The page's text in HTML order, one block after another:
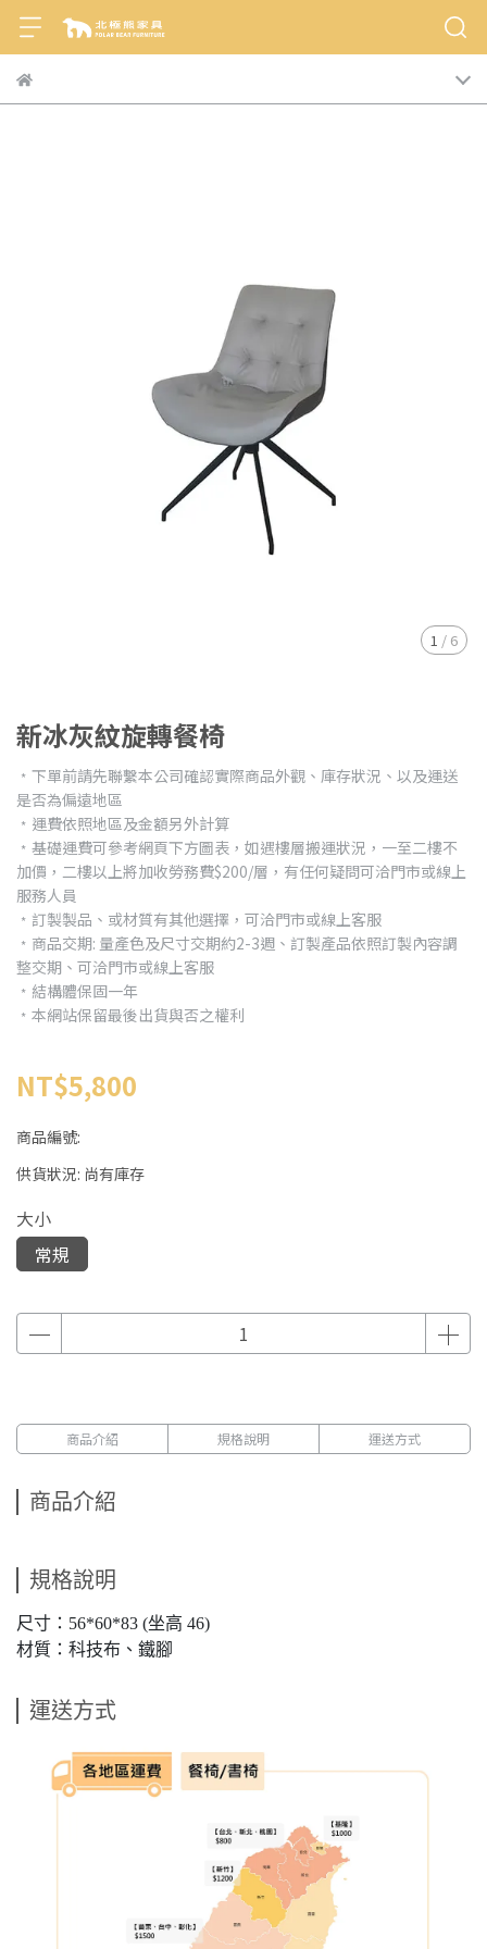
1 / 6
新冰灰紋旋轉餐椅
﹡下單前請先聯繫本公司確認實際商品外觀、庫存狀況、以及運送
是否為偏遠地區
﹡運費依照地區及金額另外計算
﹡基礎運費可參考網頁下方圖表，如遇樓層搬運狀況，一至二樓不
加價，二樓以上將加收勞務費$200/層，有任何疑問可洽門市或線上
服務人員
﹡訂製製品、或材質有其他選擇，可洽門市或線上客服
﹡商品交期: 量產色及尺寸交期約2-3週、訂製產品依照訂製內容調
整交期、可洽門市或線上客服
﹡結構體保固一年
﹡本網站保留最後出貨與否之權利
NT$5,800
商品編號:
供貨狀況: 尚有庫存
大小
常規
商品介紹 規格說明 運送方式
商品介紹
規格說明
尺寸：56*60*83 (坐高 46)
材質：科技布、鐵腳
運送方式